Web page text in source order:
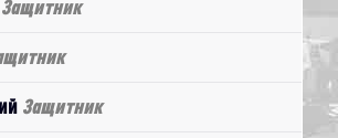
Защитник
Защитник